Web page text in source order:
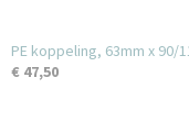
PE koppeling, 63mm x 90/
€ 47,50